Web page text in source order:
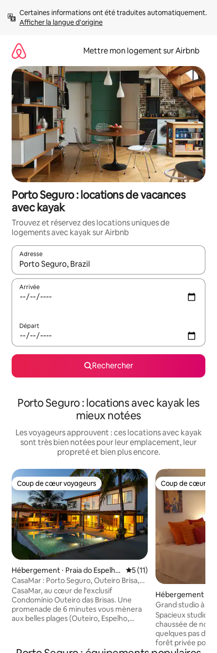
directement
Afficher la langue d'origine
Mettre mon logement sur Airbnb
Porto Seguro : locations de vacances
avec kayak
Trouvez et réservez des locations uniques de
logements avec kayak sur Airbnb
Adresse
Lorsque les résultats s'affichent, utilisez les flèches vers le
Arrivée
Départ
Rechercher
Porto Seguro : locations avec kayak les
mieux notées
Les voyageurs approuvent : ces locations avec kayak
sont très bien notées pour leur emplacement, leur
propreté et bien plus encore.
Coup de cœur voyageurs
Coup de cœur voyageurs
Hébergement ⋅ Praia do Espelho,
Porto Seguro.
Évaluation moyenne sur la
5 (11)
CasaMar : Porto Seguro, Outeiro Brisa,
Espelho
CasaMar, au cœur de l'exclusif
Condomínio Outeiro das Brisas. Une
promenade de 6 minutes vous mènera
aux belles plages (Outeiro, Espelho,
Coup de cœur
Coup de cœur
Hébergement ⋅
Grand studio à
Cuisine équipée /
Spacieux studio
chaussée de
quelques pas de
forêt privée pour